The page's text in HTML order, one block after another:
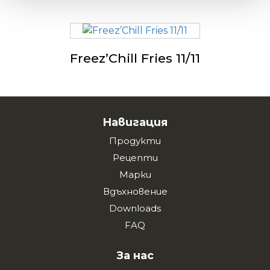
Freez’Chill Fries 11/11
Навигация
Продукти
Рецепти
Марки
Вдъхновение
Downloads
FAQ
За нас